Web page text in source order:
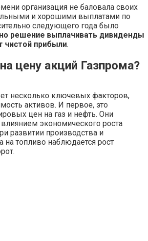
организация не баловала своих
и хорошими выплатами по
следующего года было
решение выплачивать дивиденды
чистой прибыли.
цену акций Газпрома?
несколько ключевых факторов,
активов. И первое, это
цен на газ и нефть. Они
экономического роста
развитии производства и
на топливо наблюдается рост